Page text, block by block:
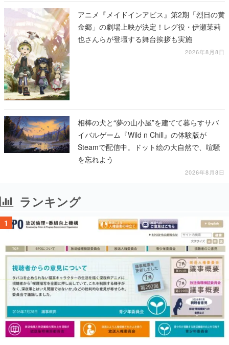
アニメ『メイドインアビス』第2期「烈日の黄
金郷」の劇場上映が決定！レグ役・伊瀬茉莉
也さんらが登壇する舞台挨拶も実施
2026年8月8日
相棒の犬と“夢の山小屋”を建てて暮らすサバ
イバルゲーム『Wild n Chill』の体験版が
Steamで配信中。ドット絵の大自然で、喧騒
を忘れよう
2026年8月8日
ランキング
1